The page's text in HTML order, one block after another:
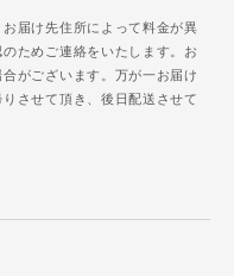
届け先住所によって料金が異
ためご連絡をいたします。お
がございます。万が一お届け
させて頂き、後日配送させて